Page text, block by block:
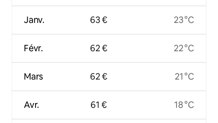
Janv.
Févr.
Mars
Avr.
63 €
62 €
62 €
61 €
23 °C
22 °C
21 °C
18 °C